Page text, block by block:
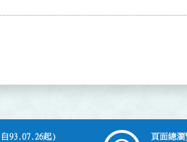
93.07.26起) 頁面總